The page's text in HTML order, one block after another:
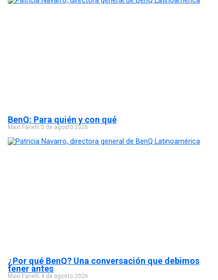
BenQ: Para quién y con qué
Maxi Fanelli 5 de agosto 2026
¿Por qué BenQ? Una conversación que debimos
tener antes
Maxi Fanelli 4 de agosto 2026